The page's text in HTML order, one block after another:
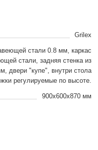
Grilex
стали 0.8 мм, каркас
стали, задняя стенка из
двери "купе", внутри стола
регулируемые по высоте.
900x600x870 мм